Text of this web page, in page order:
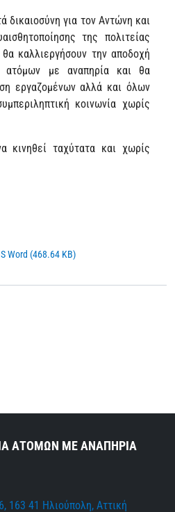
δικαιοσύνη για τον Αντώνη και
της πολιτείας
καλλιεργήσουν την αποδοχή
ατόμων με αναπηρία και θα
εργαζομένων αλλά και όλων
κοινωνία χωρίς
κινηθεί ταχύτατα και χωρίς
Word (468.64 KB)
ΑΤΟΜΩΝ ΜΕ ΑΝΑΠΗΡΙΑ
163 41 Ηλιούπολη, Αττική